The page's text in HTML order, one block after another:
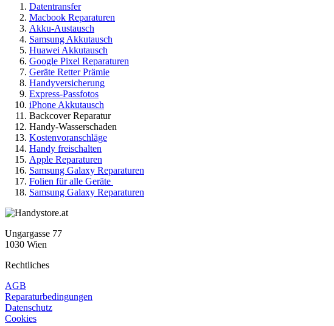
Datentransfer
Macbook Reparaturen
Akku-Austausch
Samsung Akkutausch
Huawei Akkutausch
Google Pixel Reparaturen
Geräte Retter Prämie
Handyversicherung
Express-Passfotos
iPhone Akkutausch
Backcover Reparatur
Handy-Wasserschaden
Kostenvoranschläge
Handy freischalten
Apple Reparaturen
Samsung Galaxy Reparaturen
Folien für alle Geräte
Samsung Galaxy Reparaturen
Ungargasse 77
1030 Wien
Rechtliches
AGB
Reparaturbedingungen
Datenschutz
Cookies